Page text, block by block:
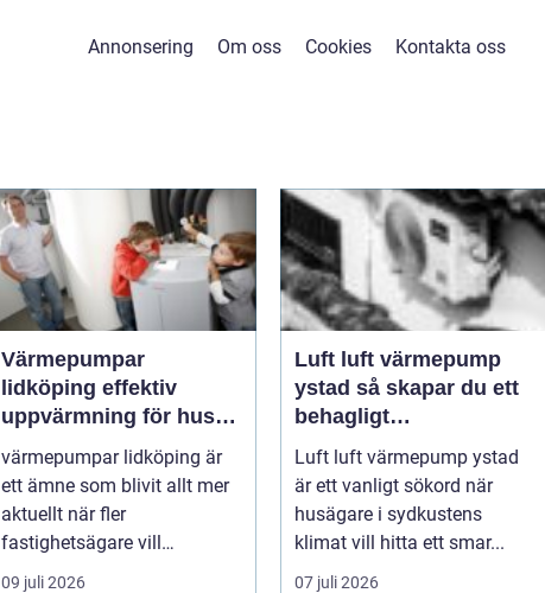
Annonsering Om oss Cookies Kontakta oss
Värmepumpar
lidköping effektiv
uppvärmning för hus
och fastigheter
värmepumpar lidköping är
ett ämne som blivit allt mer
aktuellt när fler
fastighetsägare vill
kombine...
09 juli 2026
Luft luft värmepump
ystad så skapar du ett
behagligt
inomhusklimat Året om
Luft luft värmepump ystad
är ett vanligt sökord när
husägare i sydkustens
klimat vill hitta ett smar...
07 juli 2026